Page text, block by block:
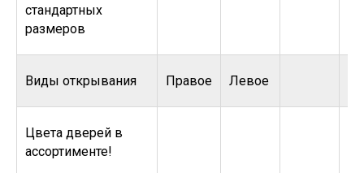
стандартных
размеров
Виды открывания Правое Левое
Цвета дверей в
ассортименте!